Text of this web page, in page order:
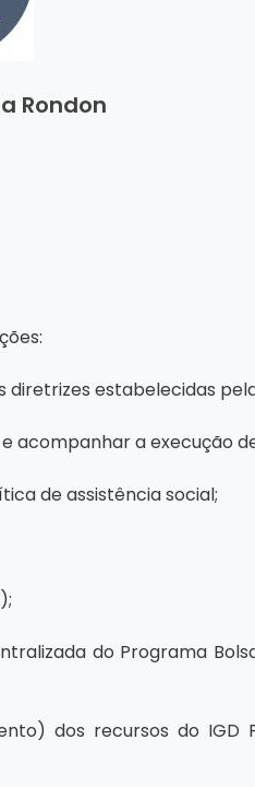
Rondon
estabelecidas
acompanhar a execução
de assistência social;
do Programa
dos recursos do IGD